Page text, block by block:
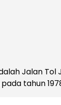
Jalan
tahun